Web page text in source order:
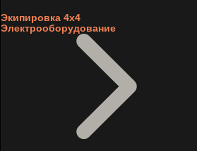
Экипировка 4х4
Электрооборудование